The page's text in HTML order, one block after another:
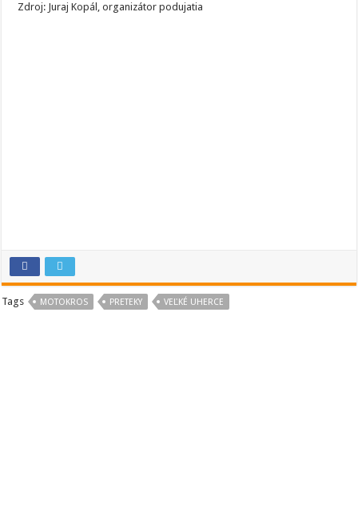
Zdroj: Juraj Kopál, organizátor podujatia
Tags MOTOKROS PRETEKY VEĽKÉ UHERCE